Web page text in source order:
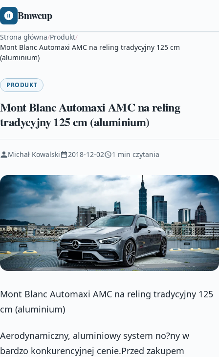
Bmwcup
Strona główna/Produkt/
Mont Blanc Automaxi AMC na reling tradycyjny 125 cm
(aluminium)
PRODUKT
Mont Blanc Automaxi AMC na reling
tradycyjny 125 cm (aluminium)
Michał Kowalski 2018-12-02 1 min czytania
Mont Blanc Automaxi AMC na reling tradycyjny 125
cm (aluminium)
Aerodynamiczny, aluminiowy system no?ny w
bardzo konkurencyjnej cenie.Przed zakupem